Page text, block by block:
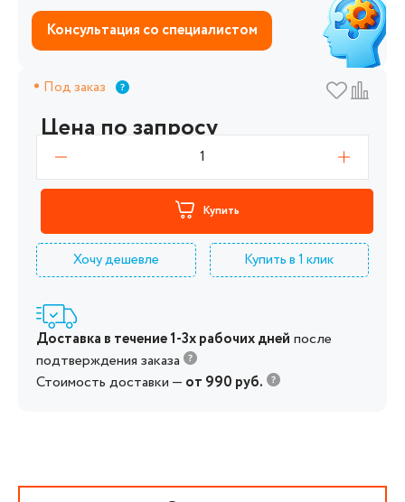
Консультация со специалистом
Под заказ
Цена по запросу
1
Купить
Хочу дешевле Купить в 1 клик
Доставка в течение 1-3х рабочих дней после
подтверждения заказа
Стоимость доставки — от 990 руб.